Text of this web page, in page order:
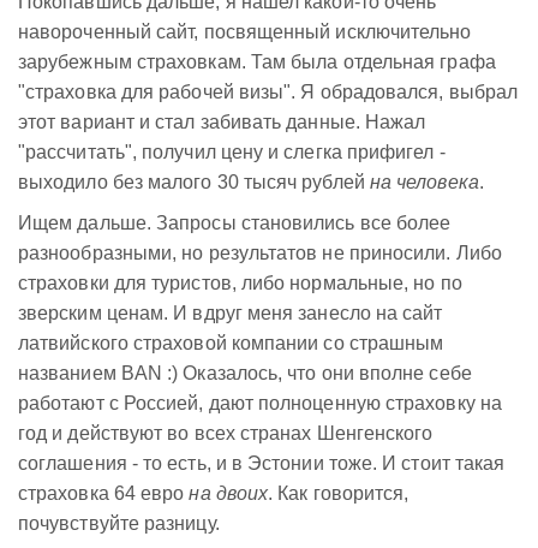
навороченный сайт, посвященный исключительно
зарубежным страховкам. Там была отдельная графа
"страховка для рабочей визы". Я обрадовался, выбрал
этот вариант и стал забивать данные. Нажал
"рассчитать", получил цену и слегка прифигел -
выходило без малого 30 тысяч рублей на человека.
Ищем дальше. Запросы становились все более
разнообразными, но результатов не приносили. Либо
страховки для туристов, либо нормальные, но по
зверским ценам. И вдруг меня занесло на сайт
латвийского страховой компании со страшным
названием BAN :) Оказалось, что они вполне себе
работают с Россией, дают полноценную страховку на
год и действуют во всех странах Шенгенского
соглашения - то есть, и в Эстонии тоже. И стоит такая
страховка 64 еврона двоих. Как говорится,
почувствуйте разницу.